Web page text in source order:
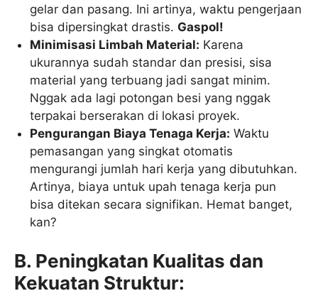
gelar dan pasang. Ini artinya, waktu pengerjaan
bisa dipersingkat drastis. Gaspol!
Minimisasi Limbah Material: Karena
ukurannya sudah standar dan presisi, sisa
material yang terbuang jadi sangat minim.
Nggak ada lagi potongan besi yang nggak
terpakai berserakan di lokasi proyek.
Pengurangan Biaya Tenaga Kerja: Waktu
pemasangan yang singkat otomatis
mengurangi jumlah hari kerja yang dibutuhkan.
Artinya, biaya untuk upah tenaga kerja pun
bisa ditekan secara signifikan. Hemat banget,
kan?
B. Peningkatan Kualitas dan
Kekuatan Struktur: